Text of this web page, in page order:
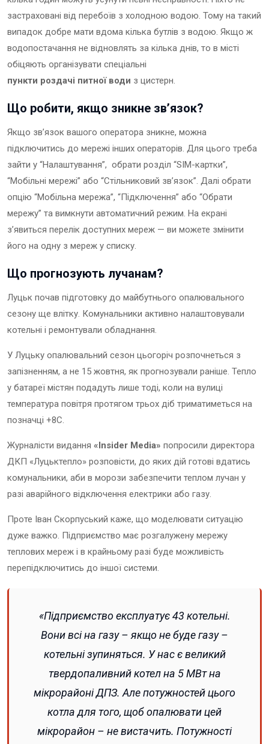
застраховані від перебоїв з холодною водою. Тому на такий
випадок добре мати вдома кілька бутлів з водою. Якщо ж
водопостачання не відновлять за кілька днів, то в місті
обіцяють організувати спеціальні
пункти роздачі питної води з цистерн.
Що робити, якщо зникне зв’язок?
Якщо зв’язок вашого оператора зникне, можна
підключитись до мережі інших операторів. Для цього треба
зайти у “Налаштування”, обрати розділ “SIM-картки”,
“Мобільні мережі” або “Стільниковий зв’язок”. Далі обрати
опцію “Мобільна мережа”, “Підключення” або “Обрати
мережу” та вимкнути автоматичний режим. На екрані
з’явиться перелік доступних мереж — ви можете змінити
його на одну з мереж у списку.
Що прогнозують лучанам?
Луцьк почав підготовку до майбутнього опалювального
сезону ще влітку. Комунальники активно налаштовували
котельні і ремонтували обладнання.
У Луцьку опалювальний сезон цьогоріч розпочнеться з
запізненням, а не 15 жовтня, як прогнозували раніше. Тепло
у батареї містян подадуть лише тоді, коли на вулиці
температура повітря протягом трьох діб триматиметься на
позначці +8С.
Журналісти видання «Insider Media» попросили директора
ДКП «Луцьктепло» розповісти, до яких дій готові вдатись
комунальники, аби в морози забезпечити теплом лучан у
разі аварійного відключення електрики або газу.
Проте Іван Скорпуський каже, що моделювати ситуацію
дуже важко. Підприємство має розгалужену мережу
теплових мереж і в крайньому разі буде можливість
перепідключитись до іншої системи.
«Підприємство експлуатує 43 котельні.
Вони всі на газу – якщо не буде газу –
котельні зупиняться. У нас є великий
твердопаливний котел на 5 МВт на
мікрорайоні ДПЗ. Але потужностей цього
котла для того, щоб опалювати цей
мікрорайон – не вистачить. Потужності